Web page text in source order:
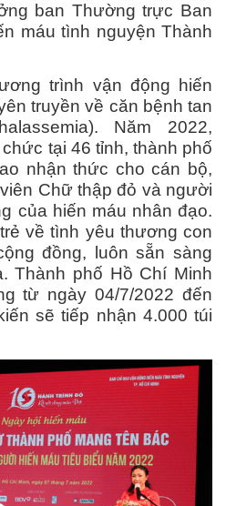
ban Thường trực Ban
máu tình nguyện Thành
trình vận động hiến
truyền về căn bệnh tan
Năm 2022,
tại 46 tỉnh, thành phố
nhận thức cho cán bộ,
Chữ thập đỏ và người
của hiến máu nhân đạo.
về tình yêu thương con
đồng, luôn sẵn sàng
Thành phố Hồ Chí Minh
từ ngày 04/7/2022 đến
sẽ tiếp nhận 4.000 túi